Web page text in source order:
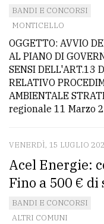
BANDI E CONCORSI
MONTICELLO
OGGETTO: AVVIO
AL PIANO DI
SENSI DELL'ART.13
RELATIVO
AMBIENTALE
regionale 11 Marzo
VENERDÌ, 15 LUGLIO
Acel Energie:
Fino a 500 € di
BANDI E CONCORSI
ALTRI COMUNI